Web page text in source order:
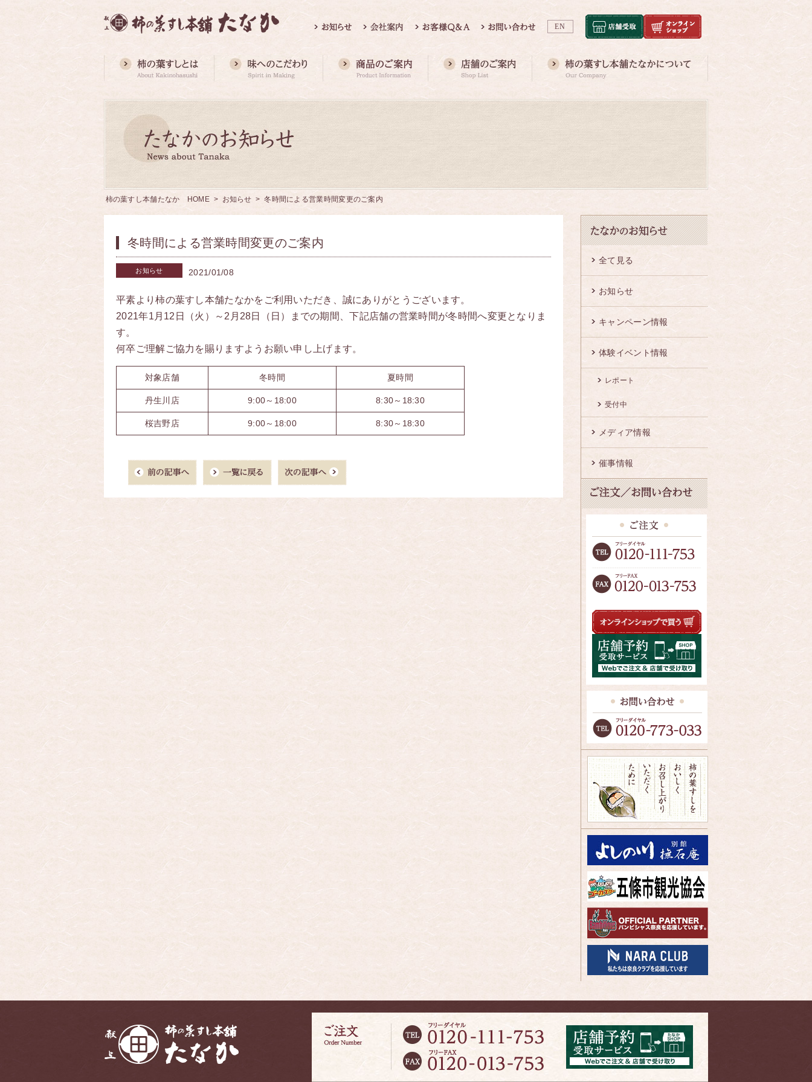
EN
柿の葉すし本舗たなか HOME > お知らせ > 冬時間による営業時間変更のご案内
冬時間による営業時間変更のご案内
お知らせ 2021/01/08
平素より柿の葉すし本舗たなかをご利用いただき、誠にありがとうございます。
2021年1月12日（火）～2月28日（日）までの期間、下記店舗の営業時間が冬時間へ変更となりま
す。
何卒ご理解ご協力を賜りますようお願い申し上げます。
対象店舗 冬時間 夏時間
丹生川店 9:00～18:00 8:30～18:30
桜吉野店 9:00～18:00 8:30～18:30
全て見る
お知らせ
キャンペーン情報
体験イベント情報
レポート
受付中
メディア情報
催事情報